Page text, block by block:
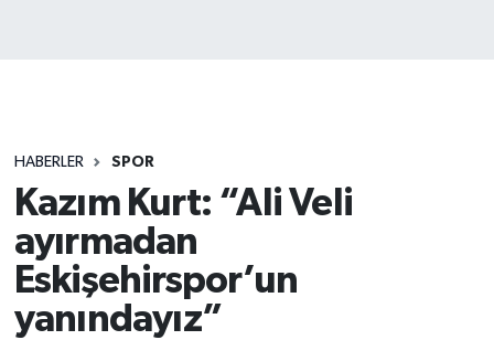
HABERLER SPOR
Kazım Kurt: “Ali Veli
ayırmadan
Eskişehirspor’un
yanındayız”
SPOR
YAŞAM
Son Dakika Haberleri
Haber Arşivi